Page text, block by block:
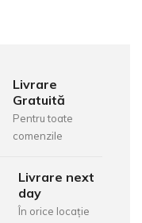
Livrare
Gratuită
Pentru toate
comenzile
Livrare next
day
În orice locație